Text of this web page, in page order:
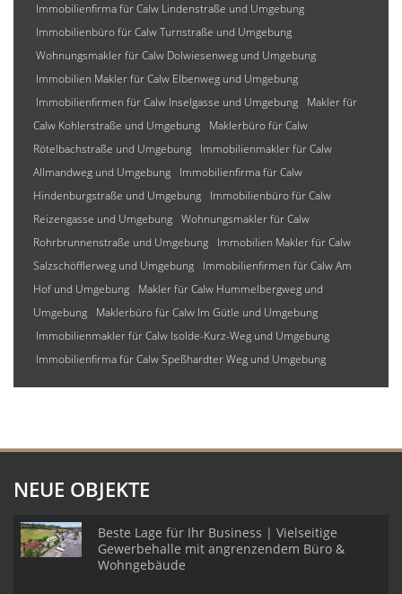
Immobilienfirma für Calw Lindenstraße und Umgebung
Immobilienbüro für Calw Turnstraße und Umgebung
Wohnungsmakler für Calw Dolwiesenweg und Umgebung
Immobilien Makler für Calw Elbenweg und Umgebung
Immobilienfirmen für Calw Inselgasse und Umgebung
Makler für
Calw Kohlerstraße und Umgebung
Maklerbüro für Calw
Rötelbachstraße und Umgebung
Immobilienmakler für Calw
Allmandweg und Umgebung
Immobilienfirma für Calw
Hindenburgstraße und Umgebung
Immobilienbüro für Calw
Reizengasse und Umgebung Wohnungsmakler für Calw
Rohrbrunnenstraße und Umgebung
Immobilien Makler für Calw
Salzschöfflerweg und Umgebung
Immobilienfirmen für Calw Am
Hof und Umgebung
Makler für Calw Hummelbergweg und
Umgebung
Maklerbüro für Calw Im Gütle und Umgebung
Immobilienmakler für Calw Isolde-Kurz-Weg und Umgebung
Immobilienfirma für Calw Speßhardter Weg und Umgebung
NEUE OBJEKTE
Beste Lage für Ihr Business | Vielseitige
Gewerbehalle mit angrenzendem Büro &
Wohngebäude